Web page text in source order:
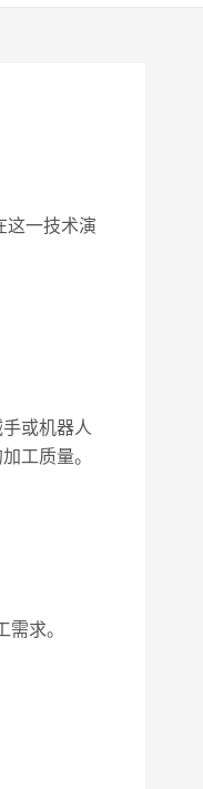
一技术演
或机器人
工质量。
求。